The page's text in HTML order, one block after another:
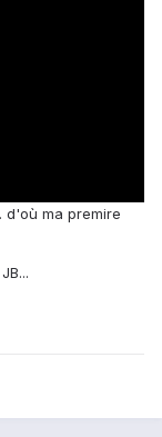
d'où ma premire